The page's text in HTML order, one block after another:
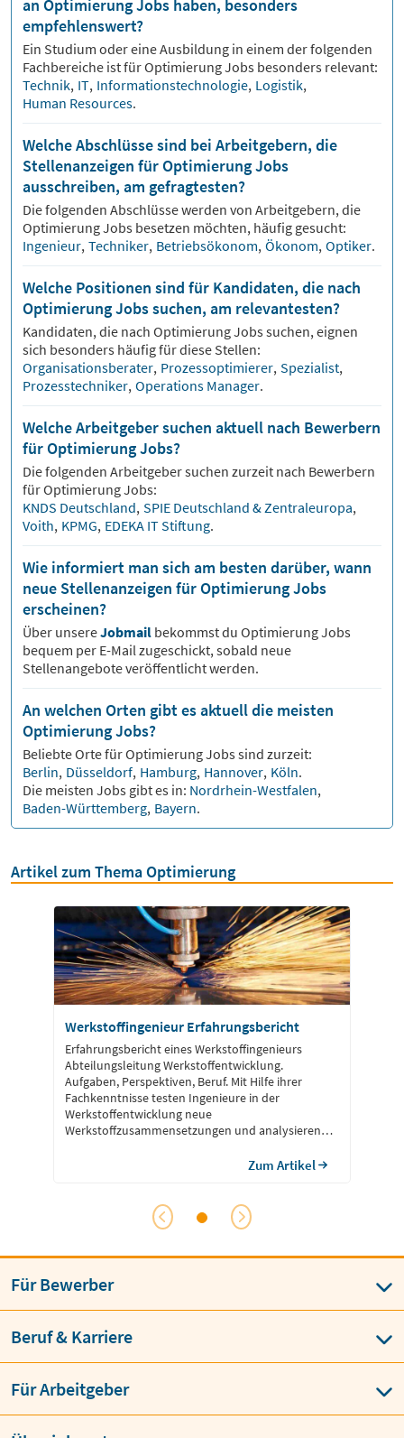
an Optimierung Jobs haben, besonders
empfehlenswert?
Ein Studium oder eine Ausbildung in einem der folgenden
Fachbereiche ist fürOptimierungJobs besonders relevant:
Technik, IT, Informationstechnologie, Logistik,
Human Resources.
Welche Abschlüsse sind bei Arbeitgebern, die
Stellenanzeigen für Optimierung Jobs
ausschreiben, am gefragtesten?
Die folgenden Abschlüsse werden von Arbeitgebern, die
OptimierungJobs besetzen möchten, häufig gesucht:
Ingenieur, Techniker, Betriebsökonom, Ökonom, Optiker.
Welche Positionen sind für Kandidaten, die nach
Optimierung Jobs suchen, am relevantesten?
Kandidaten, die nach OptimierungJobs suchen, eignen
sich besonders häufig für diese Stellen:
Organisationsberater, Prozessoptimierer, Spezialist,
Prozesstechniker, Operations Manager.
Welche Arbeitgeber suchen aktuell nach Bewerbern
für Optimierung Jobs?
Die folgenden Arbeitgeber suchen zurzeit nach Bewerbern
fürOptimierungJobs:
KNDS Deutschland, SPIE Deutschland & Zentraleuropa,
Voith, KPMG, EDEKA IT Stiftung.
Wie informiert man sich am besten darüber, wann
neue Stellenanzeigen für Optimierung Jobs
erscheinen?
Über unsereJobmail bekommst du OptimierungJobs
bequem per E-Mail zugeschickt, sobald neue
Stellenangebote veröffentlicht werden.
An welchen Orten gibt es aktuell die meisten
Optimierung Jobs?
Beliebte Orte fürOptimierungJobs sind zurzeit:
Berlin, Düsseldorf, Hamburg, Hannover, Köln.
Die meisten Jobs gibt es in: Nordrhein-Westfalen,
Baden-Württemberg, Bayern.
Artikel zum Thema Optimierung
Werkstoffingenieur Erfahrungsbericht
Erfahrungsbericht eines Werkstoffingenieurs
Abteilungsleitung Werkstoffentwicklung.
Aufgaben, Perspektiven, Beruf. Mit Hilfe ihrer
Fachkenntnisse testen Ingenieure in der
Werkstoffentwicklung neue
Werkstoffzusammensetzungen und analysieren
Zum Artikel
Für Bewerber
Beruf & Karriere
Für Arbeitgeber